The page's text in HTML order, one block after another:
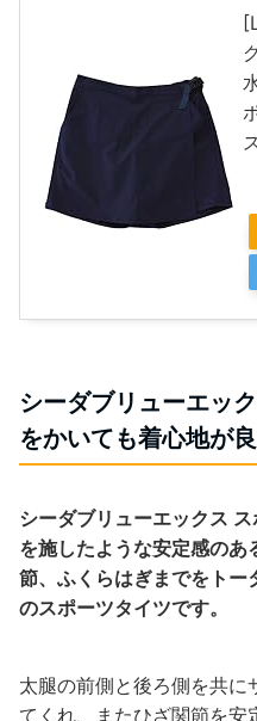
シーダブリューエッ
をかいても着心地が
シーダブリューエックス
を施したような安定感の
節、ふくらはぎまでをトー
のスポーツタイツです。
太腿の前側と後ろ側を共に
てくれ、またひざ関節を